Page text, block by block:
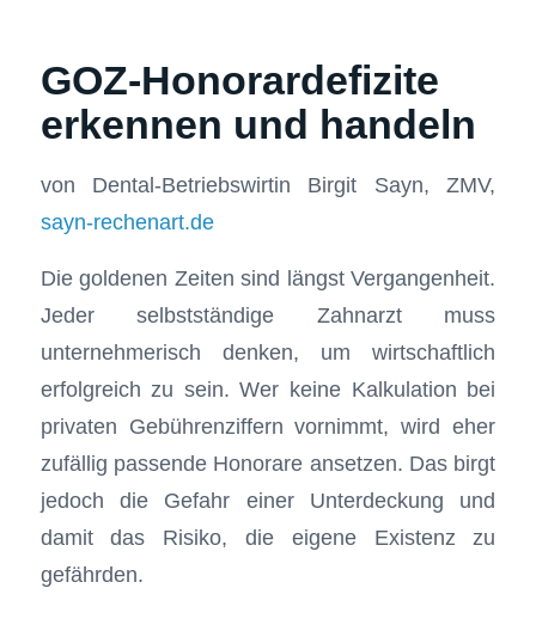
GOZ-Honorardefizite
erkennen und handeln
von Dental-Betriebswirtin Birgit Sayn, ZMV,
sayn-rechenart.de
Die goldenen Zeiten sind längst Vergangenheit.
Jeder selbstständige Zahnarzt muss
unternehmerisch denken, um wirtschaftlich
erfolgreich zu sein. Wer keine Kalkulation bei
privaten Gebührenziffern vornimmt, wird eher
zufällig passende Honorare ansetzen. Das birgt
jedoch die Gefahr einer Unterdeckung und
damit das Risiko, die eigene Existenz zu
gefährden.